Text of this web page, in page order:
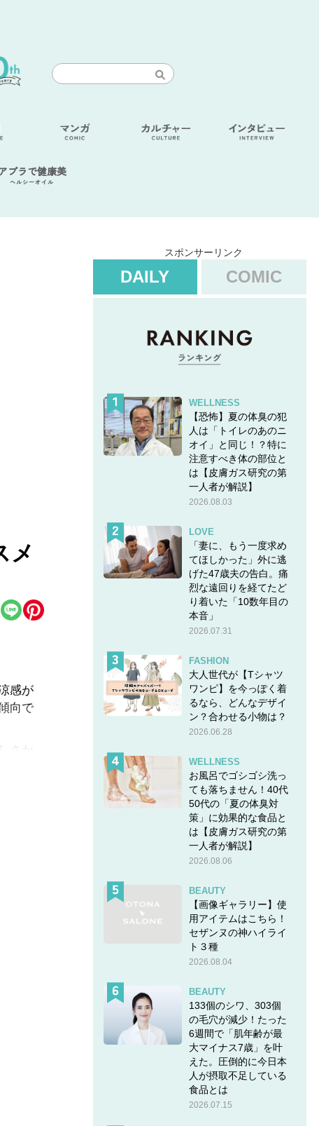
ブラで健康美
ヘルシーオイル
メ
感が
向で
さか
のあ
スポンサーリンク
DAILY COMIC
WELLNESS
【恐怖】夏の体臭の犯
人は「トイレのあのニ
オイ」と同じ！？特に
注意すべき体の部位と
は【皮膚ガス研究の第
一人者が解説】
2026.08.03
LOVE
「妻に、もう一度求め
てほしかった」外に逃
げた47歳夫の告白。痛
烈な遠回りを経てたど
り着いた「10数年目の
本音」
2026.07.31
FASHION
大人世代が【Tシャツ
ワンピ】を今っぽく着
るなら、どんなデザイ
ン？合わせる小物は？
2026.06.28
WELLNESS
お風呂でゴシゴシ洗っ
ても落ちません！40代
50代の「夏の体臭対
策」に効果的な食品と
は【皮膚ガス研究の第
一人者が解説】
2026.08.06
BEAUTY
【画像ギャラリー】使
用アイテムはこちら！
セザンヌの神ハイライ
ト３種
2026.08.04
BEAUTY
133個のシワ、303個
の毛穴が減少！たった
6週間で「肌年齢が最
大マイナス7歳」を叶
えた。圧倒的に今日本
人が摂取不足している
食品とは
2026.07.15